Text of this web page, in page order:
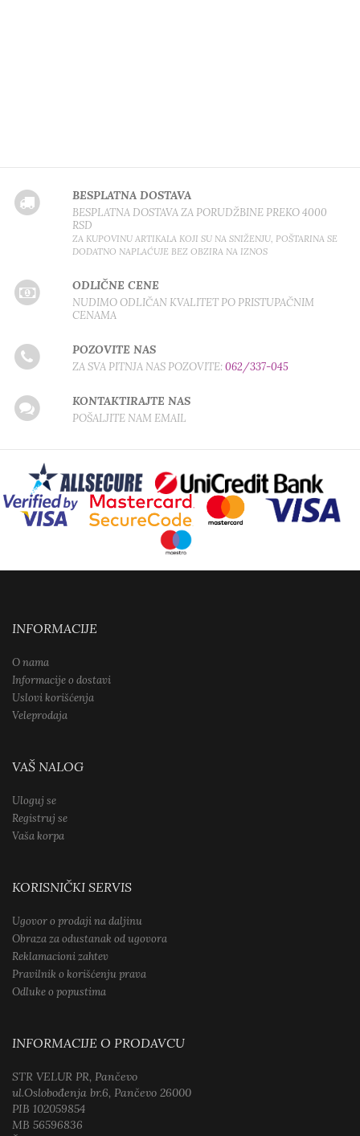
BESPLATNA DOSTAVA
BESPLATNA DOSTAVA ZA PORUDŽBINE PREKO 4000
RSD
ZA KUPOVINU ARTIKALA KOJI SU NA SNIŽENJU, POŠTARINA SE
DODATNO NAPLAĆUJE BEZ OBZIRA NA IZNOS
ODLIČNE CENE
NUDIMO ODLIČAN KVALITET PO PRISTUPAČNIM
CENAMA
POZOVITE NAS
ZA SVA PITNJA NAS POZOVITE:062/337-045
KONTAKTIRAJTE NAS
POŠALJITE NAM EMAIL
INFORMACIJE
O nama
Informacije o dostavi
Uslovi korišćenja
Veleprodaja
VAŠ NALOG
Uloguj se
Registruj se
Vaša korpa
KORISNIČKI SERVIS
Ugovor o prodaji na daljinu
Obraza za odustanak od ugovora
Reklamacioni zahtev
Pravilnik o korišćenju prava
Odluke o popustima
INFORMACIJE O PRODAVCU
STR VELUR PR, Pančevo
ul.Oslobođenja br.6, Pančevo 26000
PIB 102059854
MB 56596836